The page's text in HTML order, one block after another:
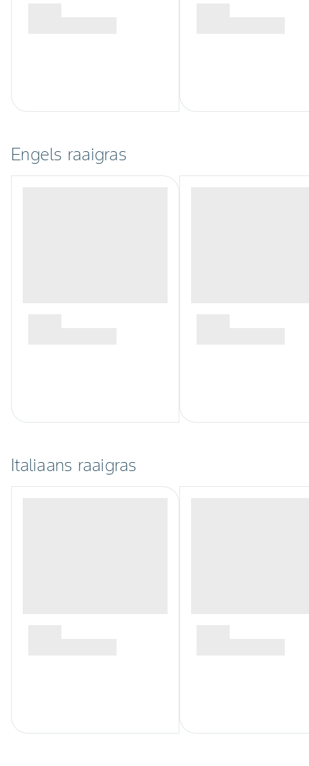
Engels raaigras
Italiaans raaigras